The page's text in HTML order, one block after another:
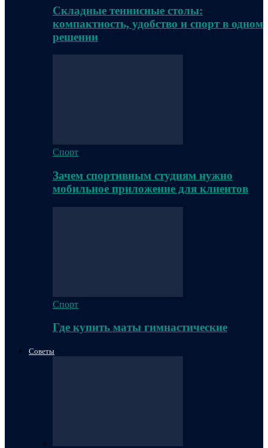
Складные теннисные столы:
компактность, удобство и спорт в одном
решении
Спорт
Зачем спортивным студиям нужно
мобильное приложение для клиентов
Спорт
Где купить маты гимнастические
Советы